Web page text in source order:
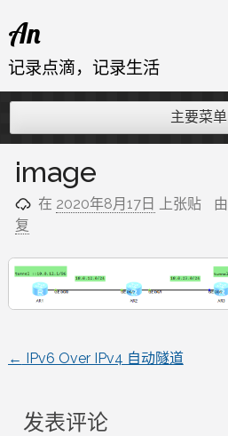
至
内
An
记录点滴，记录生活
主要菜单
image
在 2020年8月17日 上张贴 由
复
文
章
← IPv6 Over IPv4 自动隧道
发表评论